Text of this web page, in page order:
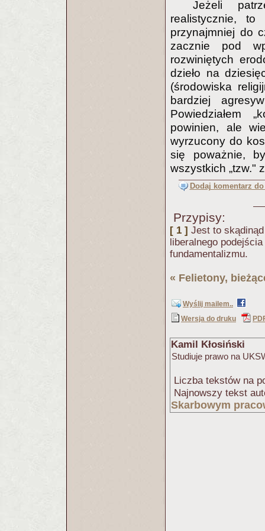
Jeżeli
realistycznie, to
przynajmniej do
zacznie pod
rozwiniętych
dzieło na
(środowiska
bardziej
Powiedziałem
powinien, ale
wyrzucony do
się poważnie,
wszystkich „tzw."
Dodaj komentarz
Przypisy:
[ 1 ] Jest to
liberalnego
fundamentalizmu.
« Felietony,
Wyślij mailem..
Wersja do druku
Kamil Kłosiński
Studiuje prawo na
Liczba tekstów na
Najnowszy tekst
Skarbowym